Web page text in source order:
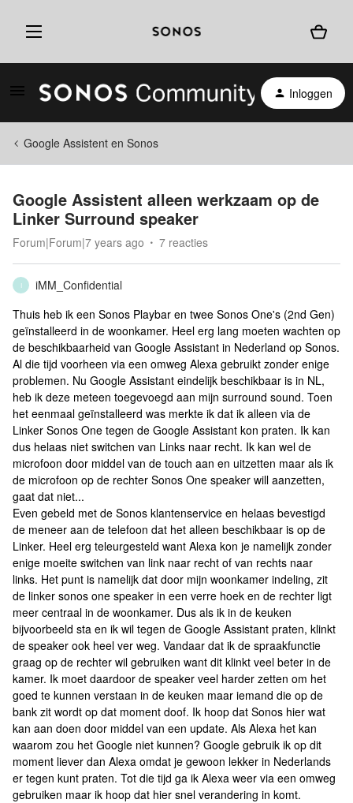
Inloggen
Google Assistent en Sonos
Google Assistent alleen werkzaam op de
Linker Surround speaker
Forum|Forum|7 years ago 7 reacties
I
iMM_Confidential
Thuis heb ik een Sonos Playbar en twee Sonos One's (2nd Gen)
geïnstalleerd in de woonkamer. Heel erg lang moeten wachten op
de beschikbaarheid van Google Assistant in Nederland op Sonos.
Al die tijd voorheen via een omweg Alexa gebruikt zonder enige
problemen. Nu Google Assistant eindelijk beschikbaar is in NL,
heb ik deze meteen toegevoegd aan mijn surround sound. Toen
het eenmaal geïnstalleerd was merkte ik dat ik alleen via de
Linker Sonos One tegen de Google Assistant kon praten. Ik kan
dus helaas niet switchen van Links naar recht. Ik kan wel de
microfoon door middel van de touch aan en uitzetten maar als ik
de microfoon op de rechter Sonos One speaker will aanzetten,
gaat dat niet...
Even gebeld met de Sonos klantenservice en helaas bevestigd
de meneer aan de telefoon dat het alleen beschikbaar is op de
Linker. Heel erg teleurgesteld want Alexa kon je namelijk zonder
enige moeite switchen van link naar recht of van rechts naar
links. Het punt is namelijk dat door mijn woonkamer indeling, zit
de linker sonos one speaker in een verre hoek en de rechter ligt
meer centraal in de woonkamer. Dus als ik in de keuken
bijvoorbeeld sta en ik wil tegen de Google Assistant praten, klinkt
de speaker ook heel ver weg. Vandaar dat ik de spraakfunctie
graag op de rechter wil gebruiken want dit klinkt veel beter in de
kamer. Ik moet daardoor de speaker veel harder zetten om het
goed te kunnen verstaan in de keuken maar iemand die op de
bank zit wordt op dat moment doof. Ik hoop dat Sonos hier wat
kan aan doen door middel van een update. Als Alexa het kan
waarom zou het Google niet kunnen? Google gebruik ik op dit
moment liever dan Alexa omdat je gewoon lekker in Nederlands
er tegen kunt praten. Tot die tijd ga ik Alexa weer via een omweg
gebruiken maar ik hoop dat hier snel verandering in komt.